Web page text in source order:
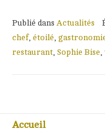
Publié dans Actualités
chef, étoilé
restaurant Sophie Bise
Accueil